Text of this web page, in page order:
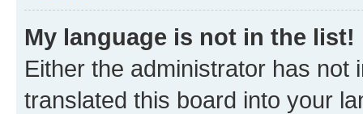
My language is not in the list!
Either the administrator has not
translated this board into your